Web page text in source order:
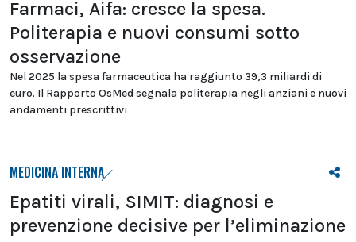
Farmaci, Aifa: cresce la spesa.
Politerapia e nuovi consumi sotto
osservazione
Nel 2025 la spesa farmaceutica ha raggiunto 39,3 miliardi di
euro. Il Rapporto OsMed segnala politerapia negli anziani e nuovi
andamenti prescrittivi
MEDICINA INTERNA
Epatiti virali, SIMIT: diagnosi e
prevenzione decisive per l’eliminazione